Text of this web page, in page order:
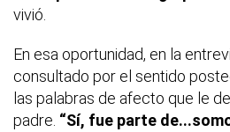
vivió.
En esa oportunidad, en la
consultado por el sentido
las palabras de afecto que le
padre. “Sí, fue parte